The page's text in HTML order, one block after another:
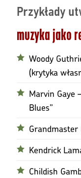
Przykłady
muzyka jako
Woody
(krytyka
Marvin Gaye
Blues”
Grandmaster
Kendrick
Childish